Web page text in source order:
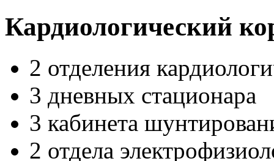
Кардиологический
2 отделения
3 дневных стационара
3 кабинета
2 отдела